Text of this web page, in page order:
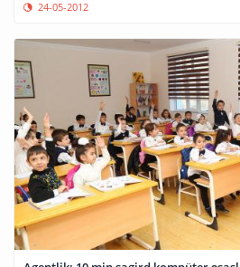
24-05-2012